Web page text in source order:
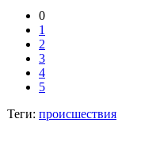
0
1
2
3
4
5
Теги: происшествия